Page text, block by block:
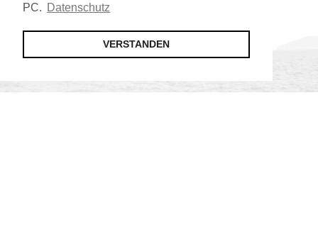
PC. Datenschutz
VERSTANDEN